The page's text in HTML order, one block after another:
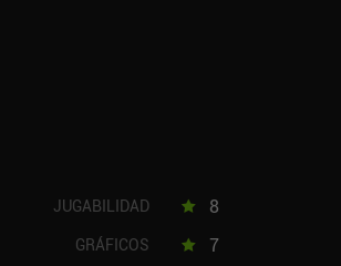
JUGABILIDAD 8
GRÁFICOS 7